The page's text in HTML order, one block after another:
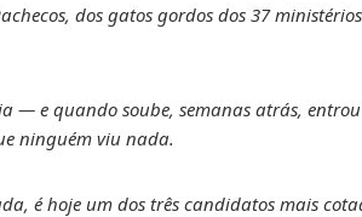
dos gatos gordos dos 37
— e quando soube, semanas atrás,
ninguém viu nada.
é hoje um dos três candidatos mais